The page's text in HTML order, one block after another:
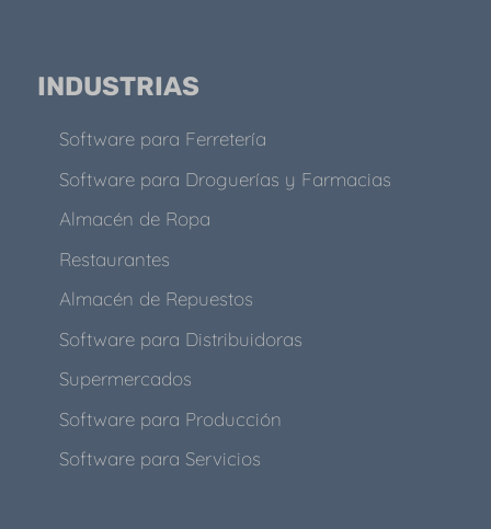
INDUSTRIAS
Software para Ferretería
Software para Droguerías y Farmacias
Almacén de Ropa
Restaurantes
Almacén de Repuestos
Software para Distribuidoras
Supermercados
Software para Producción
Software para Servicios